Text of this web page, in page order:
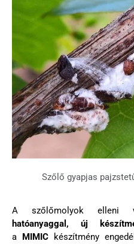
Szőlő gyapjas
A szőlőmolyok elleni
hatóanyaggal, új
a MIMIC
készítmény